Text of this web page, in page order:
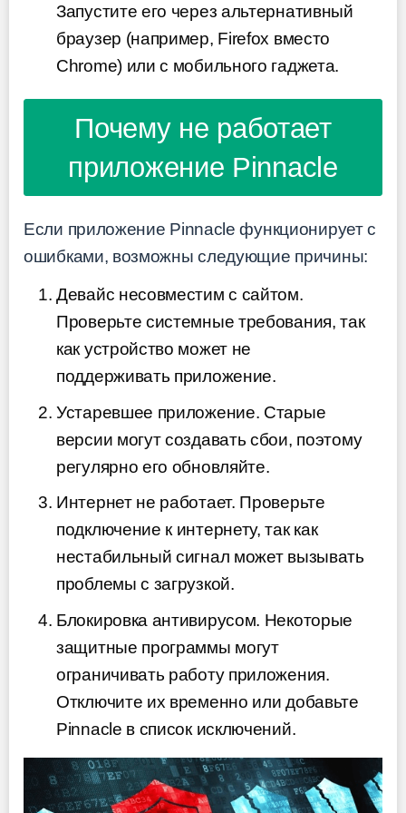
Запустите его через альтернативный
браузер (например, Firefox вместо
Chrome) или с мобильного гаджета.
Почему не работает
приложение Pinnacle
Если приложение Pinnacle функционирует с
ошибками, возможны следующие причины:
Девайс несовместим с сайтом.
Проверьте системные требования, так
как устройство может не
поддерживать приложение.
Устаревшее приложение. Старые
версии могут создавать сбои, поэтому
регулярно его обновляйте.
Интернет не работает. Проверьте
подключение к интернету, так как
нестабильный сигнал может вызывать
проблемы с загрузкой.
Блокировка антивирусом. Некоторые
защитные программы могут
ограничивать работу приложения.
Отключите их временно или добавьте
Pinnacle в список исключений.